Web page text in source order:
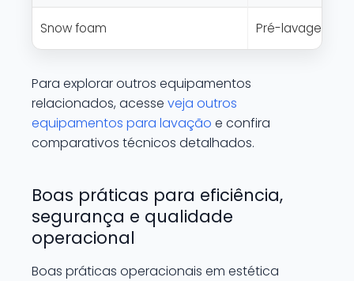
Snow foam Pré-lavagem,
Para explorar outros equipamentos
relacionados, acesse veja outros
equipamentos para lavação e confira
comparativos técnicos detalhados.
Boas práticas para eficiência,
segurança e qualidade
operacional
Boas práticas operacionais em estética